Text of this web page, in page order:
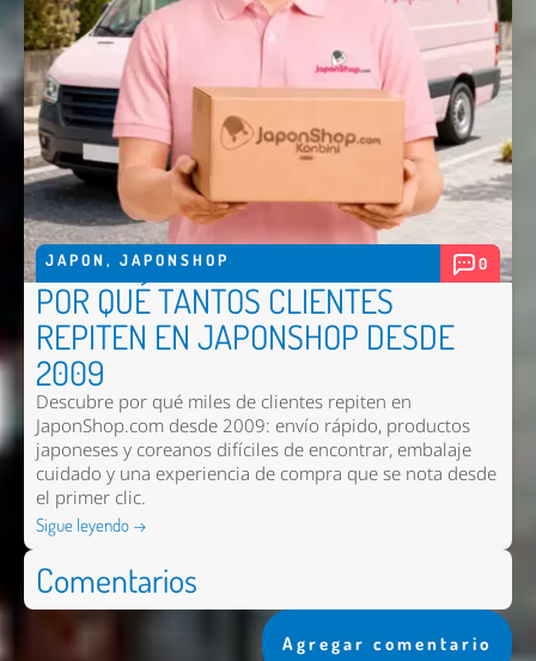
JAPON , JAPONSHOP 0
POR QUÉ TANTOS CLIENTES
REPITEN EN JAPONSHOP DESDE
2009
Descubre por qué miles de clientes repiten en
JaponShop.com desde 2009: envío rápido, productos
japoneses y coreanos difíciles de encontrar, embalaje
cuidado y una experiencia de compra que se nota desde
el primer clic.
Sigue leyendo →
Comentarios
Agregar comentario